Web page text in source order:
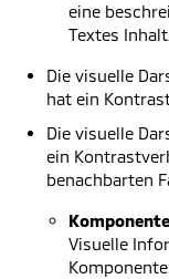
eine
Textes
Die visuelle
hat ein
Die visuelle
ein
benachbarten
Visuelle